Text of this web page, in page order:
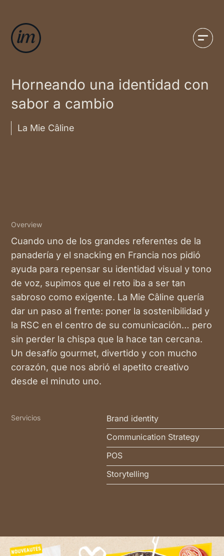
Horneando una identidad con
sabor a cambio
La Mie Câline
Overview
Cuando uno de los grandes referentes de la
panadería y el snacking en Francia nos pidió
ayuda para repensar su identidad visual y tono
de voz, supimos que el reto iba a ser tan
sabroso como exigente. La Mie Câline quería
dar un paso al frente: poner la sostenibilidad y
la RSC en el centro de su comunicación… pero
sin perder la chispa que la hace tan cercana.
Un desafío gourmet, divertido y con mucho
corazón, que nos abrió el apetito creativo
desde el minuto uno.
Servicios
Brand identity
Communication Strategy
POS
Storytelling